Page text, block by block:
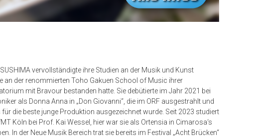
vervollständigte ihre Studien an der Musik und Kunst
an der renommierten Toho Gakuen School of Music ihrer
mit Bravour bestanden hatte. Sie debütierte im Jahr 2021 bei
als Donna Anna in „Don Giovanni“, die im ORF ausgestrahlt und
die beste junge Produktion ausgezeichnet wurde. Seit 2023 studiert
Köln bei Prof. Kai Wessel, hier war sie als Ortensia in Cimarosa‘s
In der Neue Musik Bereich trat sie bereits im Festival „Acht Brücken“